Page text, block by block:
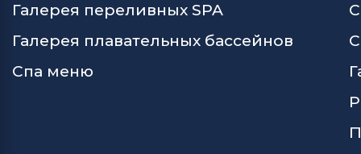
Галерея переливных SPA
Галерея плавательных бассейнов
Спа меню